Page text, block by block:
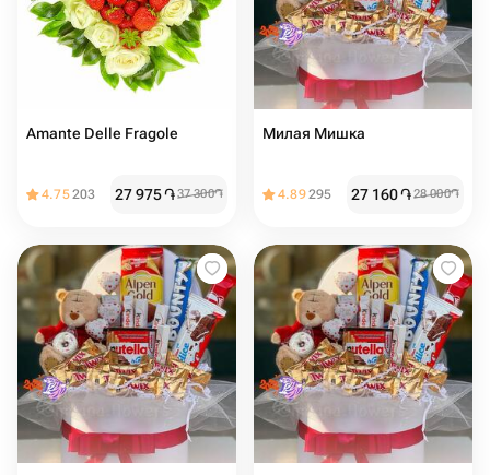
Amante Delle Fragole
4.75203 27 975֏37 300֏
Милая Мишка
4.89295 27 160֏28 000֏